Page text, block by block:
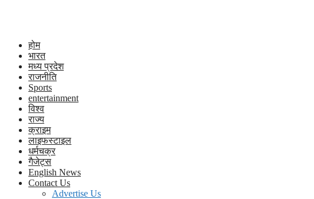
होम
भारत
मध्य प्रदेश
राजनीति
Sports
entertainment
विश्व
राज्य
क्राइम
लाइफस्टाइल
धर्मचक्र
गैजेट्स
English News
Contact Us
Advertise Us